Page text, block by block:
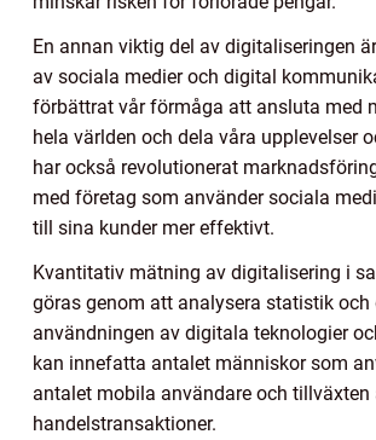
En annan viktig del av digitaliseringen
av sociala medier och digital
förbättrat vår förmåga att ansluta med
hela världen och dela våra upplevelser
har också revolutionerat
med företag som använder sociala
till sina kunder mer effektivt.
Kvantitativ mätning av digitalisering i
göras genom att analysera statistik och
användningen av digitala teknologier
kan innefatta antalet människor som
antalet mobila användare och tillväxten
handelstransaktioner.